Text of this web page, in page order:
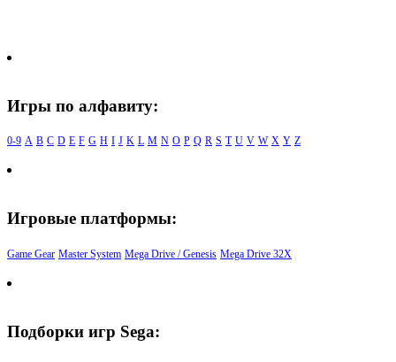
Игры по алфавиту:
0-9 A B C D E F G H I J K L M N O P Q R S T U V W X Y Z
Игровые платформы:
Game Gear Master System Mega Drive / Genesis Mega Drive 32X
Подборки игр Sega: